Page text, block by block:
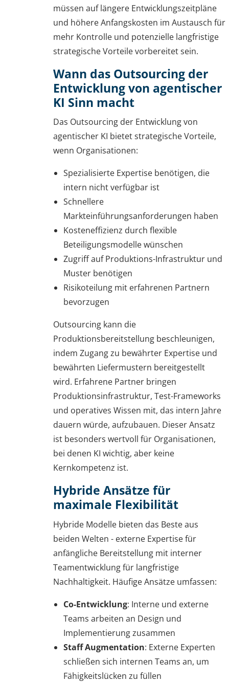
müssen auf längere Entwicklungszeitpläne
und höhere Anfangskosten im Austausch für
mehr Kontrolle und potenzielle langfristige
strategische Vorteile vorbereitet sein.
Wann das Outsourcing der
Entwicklung von agentischer
KI Sinn macht
Das Outsourcing der Entwicklung von
agentischer KI bietet strategische Vorteile,
wenn Organisationen:
Spezialisierte Expertise benötigen, die
intern nicht verfügbar ist
Schnellere
Markteinführungsanforderungen haben
Kosteneffizienz durch flexible
Beteiligungsmodelle wünschen
Zugriff auf Produktions-Infrastruktur und
Muster benötigen
Risikoteilung mit erfahrenen Partnern
bevorzugen
Outsourcing kann die
Produktionsbereitstellung beschleunigen,
indem Zugang zu bewährter Expertise und
bewährten Liefermustern bereitgestellt
wird. Erfahrene Partner bringen
Produktionsinfrastruktur, Test-Frameworks
und operatives Wissen mit, das intern Jahre
dauern würde, aufzubauen. Dieser Ansatz
ist besonders wertvoll für Organisationen,
bei denen KI wichtig, aber keine
Kernkompetenz ist.
Hybride Ansätze für
maximale Flexibilität
Hybride Modelle bieten das Beste aus
beiden Welten - externe Expertise für
anfängliche Bereitstellung mit interner
Teamentwicklung für langfristige
Nachhaltigkeit. Häufige Ansätze umfassen:
Co-Entwicklung: Interne und externe
Teams arbeiten an Design und
Implementierung zusammen
Staff Augmentation: Externe Experten
schließen sich internen Teams an, um
Fähigkeitslücken zu füllen